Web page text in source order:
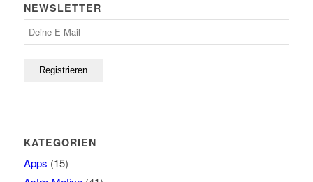
NEWSLETTER
KATEGORIEN
Apps (15)